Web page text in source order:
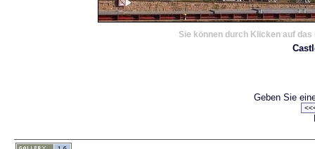
Sie können durch Klicken auf
Geben Sie